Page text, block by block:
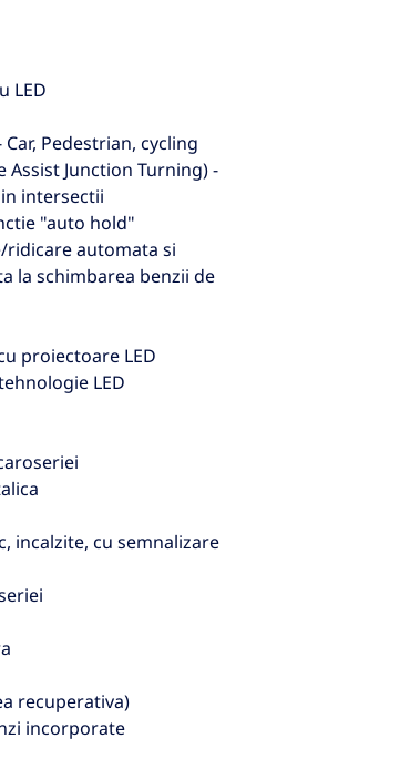
LED
Pedestrian, cycling
Assist Junction Turning) -
intersectii
"auto hold"
ridicare automata si
la schimbarea benzii de
proiectoare LED
LED
incalzite, cu semnalizare
recuperativa)
incorporate